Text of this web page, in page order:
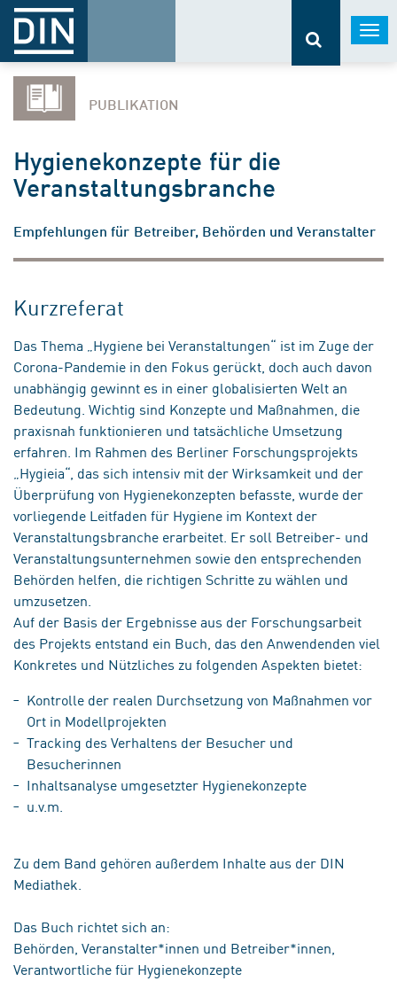
PUBLIKATION
Hygienekonzepte für die
Veranstaltungsbranche
Empfehlungen für Betreiber, Behörden und Veranstalter
Kurzreferat
Das Thema „Hygiene bei Veranstaltungen“ ist im Zuge der
Corona-Pandemie in den Fokus gerückt, doch auch davon
unabhängig gewinnt es in einer globalisierten Welt an
Bedeutung. Wichtig sind Konzepte und Maßnahmen , die
praxisnah funktionieren und tatsächliche Umsetzung
erfahren. Im Rahmen des Berliner Forschungsprojekts
„Hygieia“, das sich intensiv mit der Wirksamkeit und der
Überprüfung von Hygienekonzepten befasste, wurde der
vorliegende Leitfaden für Hygiene im Kontext der
Veranstaltungsbranche erarbeitet. Er soll Betreiber- und
Veranstaltungsunternehmen sowie den entsprechenden
Behörden helfen, die richtigen Schritte zu wählen und
umzusetzen.
Auf der Basis der Ergebnisse aus der Forschungsarbeit
des Projekts entstand ein Buch, das den Anwendenden viel
Konkretes und Nützliches zu folgenden Aspekten bietet:
Kontrolle der realen Durchsetzung von Maßnahmen vor
Ort in Modellprojekten
Tracking des Verhaltens der Besucher und
Besucherinnen
Inhaltsanalyse umgesetzter Hygienekonzepte
u.v.m.
Zu dem Band gehören außerdem Inhalte aus der DIN
Mediathek
Das Buch richtet sich an:
Behörden, Veranstalter*innen und Betreiber*innen,
Verantwortliche für Hygienekonzepte